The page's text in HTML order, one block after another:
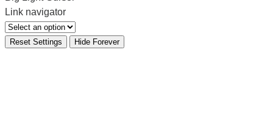
Link navigator
Reset Settings Hide Forever